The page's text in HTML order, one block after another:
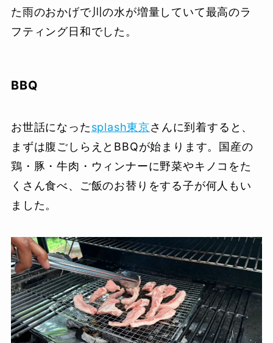
た雨のおかげで川の水が増量していて最高のラ
フティング日和でした。
BBQ
お世話になったsplash東京さんに到着すると、
まずは腹ごしらえとBBQが始まります。国産の
鶏・豚・牛肉・ウィンナーに野菜やキノコをた
くさん食べ、ご飯のお替りをする子が何人もい
ました。